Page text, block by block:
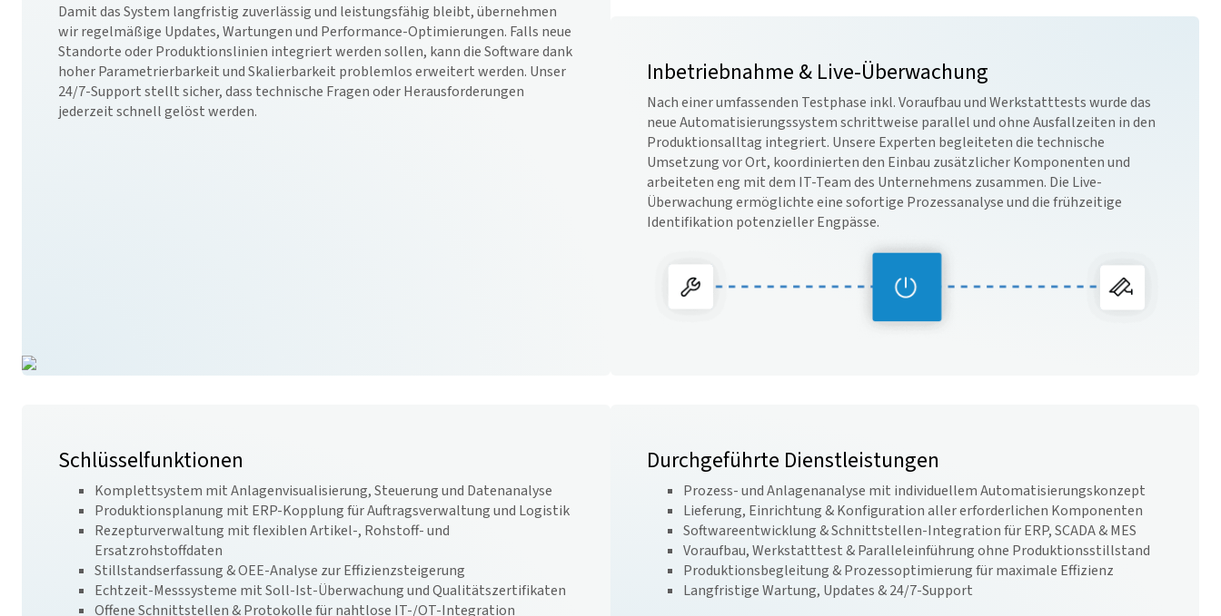
Damit das System langfristig zuverlässig und leistungsfähig bleibt, übernehmen
wir regelmäßige Updates, Wartungen und Performance-Optimierungen. Falls neue
Standorte oder Produktionslinien integriert werden sollen, kann die Software dank
hoher Parametrierbarkeit und Skalierbarkeit problemlos erweitert werden. Unser
24/7-Support stellt sicher, dass technische Fragen oder Herausforderungen
jederzeit schnell gelöst werden.
Inbetriebnahme & Live-Überwachung
Nach einer umfassenden Testphase inkl. Voraufbau und Werkstatttests wurde das
neue Automatisierungssystem schrittweise parallel und ohne Ausfallzeiten in den
Produktionsalltag integriert. Unsere Experten begleiteten die technische
Umsetzung vor Ort, koordinierten den Einbau zusätzlicher Komponenten und
arbeiteten eng mit dem IT-Team des Unternehmens zusammen. Die Live-
Überwachung ermöglichte eine sofortige Prozessanalyse und die frühzeitige
Identifikation potenzieller Engpässe.
Schlüsselfunktionen
Komplettsystem mit Anlagenvisualisierung, Steuerung und Datenanalyse
Produktionsplanung mit ERP-Kopplung für Auftragsverwaltung und Logistik
Rezepturverwaltung mit flexiblen Artikel-, Rohstoff- und
Ersatzrohstoffdaten
Stillstandserfassung & OEE-Analyse zur Effizienzsteigerung
Echtzeit-Messsysteme mit Soll-Ist-Überwachung und Qualitätszertifikaten
Offene Schnittstellen & Protokolle für nahtlose IT-/OT-Integration
Durchgeführte Dienstleistungen
Prozess- und Anlagenanalyse mit individuellem Automatisierungskonzept
Lieferung, Einrichtung & Konfiguration aller erforderlichen Komponenten
Softwareentwicklung & Schnittstellen-Integration für ERP, SCADA & MES
Voraufbau, Werkstatttest & Paralleleinführung ohne Produktionsstillstand
Produktionsbegleitung & Prozessoptimierung für maximale Effizienz
Langfristige Wartung, Updates & 24/7-Support